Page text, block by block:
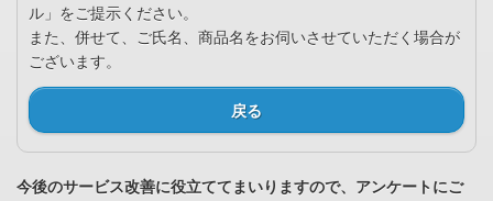
ル」をご提示ください。
また、併せて、ご氏名、商品名をお伺いさせていただく場合が
ございます。
戻る
今後のサービス改善に役立ててまいりますので、アンケートにご